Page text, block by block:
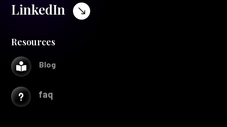
$
LinkedIn
Resources
 Blog
u faq